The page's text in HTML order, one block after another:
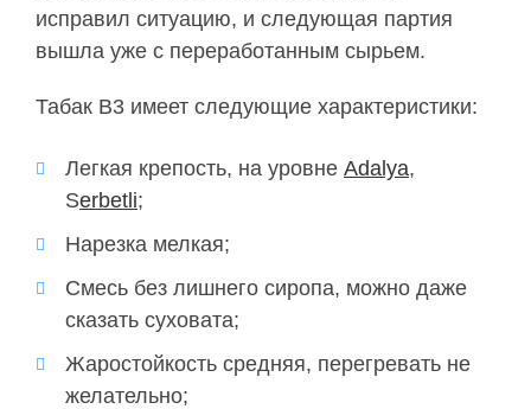
исправил ситуацию, и следующая партия
вышла уже с переработанным сырьем.
Табак B3 имеет следующие характеристики:
Легкая крепость, на уровне Adalya,
Serbetli;
Нарезка мелкая;
Смесь без лишнего сиропа, можно даже
сказать суховата;
Жаростойкость средняя, перегревать не
желательно;